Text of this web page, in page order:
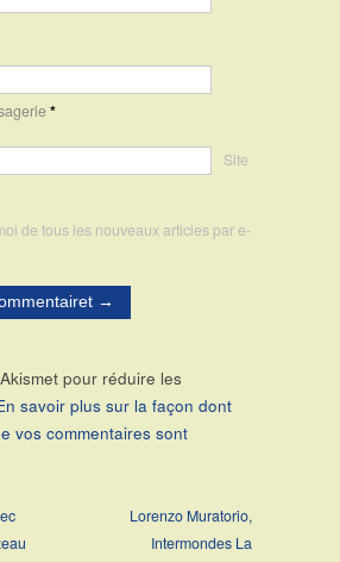
*
Site
de tous les nouveaux articles par e-
pour réduire les
savoir plus sur la façon dont
vos commentaires sont
Lorenzo Muratorio,
Intermondes La